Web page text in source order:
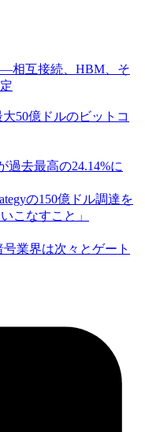
相互接続、HBM、そ
50億ドルのビットコ
過去最高の24.14%に
の150億ドル調達を
こなすこと」
業界は次々とゲート